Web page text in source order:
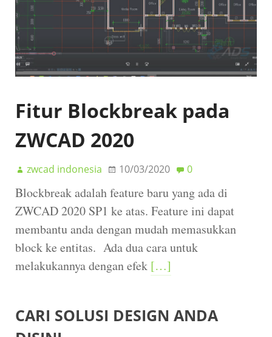
Fitur Blockbreak pada
ZWCAD 2020
zwcad indonesia 10/03/2020 0
Blockbreak adalah feature baru yang ada di
ZWCAD 2020 SP1 ke atas. Feature ini dapat
membantu anda dengan mudah memasukkan
block ke entitas. Ada dua cara untuk
melakukannya dengan efek […]
CARI SOLUSI DESIGN ANDA